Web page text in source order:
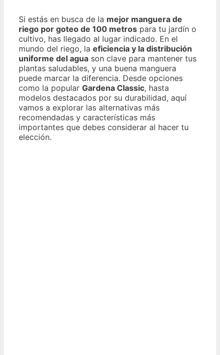
Si estás en busca de la mejor manguera de
riego por goteo de 100 metros para tu jardín o
cultivo, has llegado al lugar indicado. En el
mundo del riego, la eficiencia y la distribución
uniforme del agua son clave para mantener tus
plantas saludables, y una buena manguera
puede marcar la diferencia. Desde opciones
como la popular Gardena Classic, hasta
modelos destacados por su durabilidad, aquí
vamos a explorar las alternativas más
recomendadas y características más
importantes que debes considerar al hacer tu
elección.